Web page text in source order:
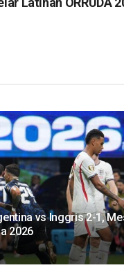
vs Inggris 2-1,
2026